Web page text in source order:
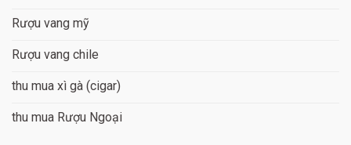
Rượu vang mỹ
Rượu vang chile
thu mua xì gà (cigar)
thu mua Rượu Ngoại